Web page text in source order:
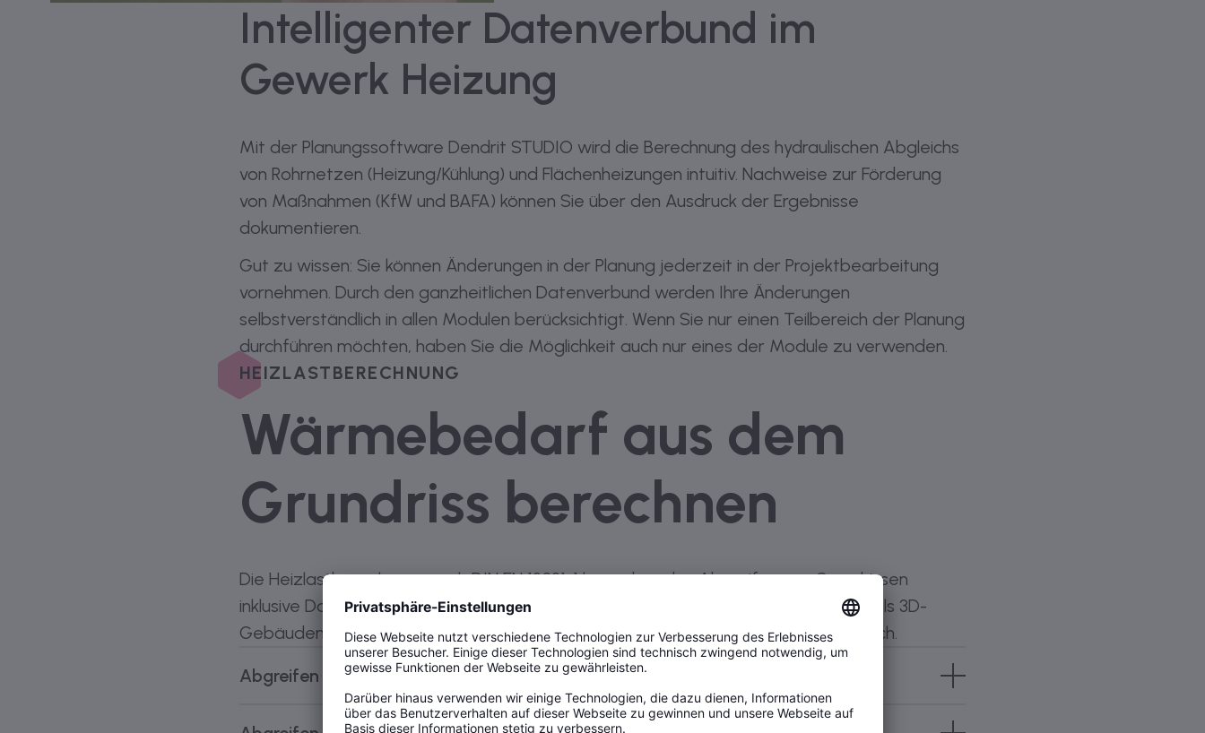
Intelligenter Datenverbund im
Gewerk Heizung
Mit der Planungssoftware Dendrit STUDIO wird die Berechnung des hydraulischen Abgleichs
von Rohrnetzen (Heizung/Kühlung) und Flächenheizungen intuitiv. Nachweise zur Förderung
von Maßnahmen (KfW und BAFA) können Sie über den Ausdruck der Ergebnisse
dokumentieren.
Gut zu wissen: Sie können Änderungen in der Planung jederzeit in der Projektbearbeitung
vornehmen. Durch den ganzheitlichen Datenverbund werden Ihre Änderungen
selbstverständlich in allen Modulen berücksichtigt. Wenn Sie nur einen Teilbereich der Planung
durchführen möchten, haben Sie die Möglichkeit auch nur eines der Module zu verwenden.
HEIZLASTBERECHNUNG
Wärmebedarf aus dem
Grundriss berechnen
Die Heizlastberechnung nach DIN EN 12831-1 kann über das Abgreifen von Grundrissen
inklusive Dachflächen durchgeführt werden. Eine anschließende Überprüfung mittels 3D-
Gebäudemodell ist möglich. Wahlweise ist die Berechnung auch tabellarisch möglich.
Abgreifen von Räumen
Mit dem einfachen Abgreifen der Räume in der Zeichnung werden die Räume durch Dendrit